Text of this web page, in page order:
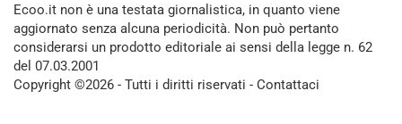
Ecoo.it non è una testata giornalistica, in quanto viene
aggiornato senza alcuna periodicità. Non può pertanto
considerarsi un prodotto editoriale ai sensi della legge n. 62
del 07.03.2001
Copyright ©2026 - Tutti i diritti riservati - Contattaci